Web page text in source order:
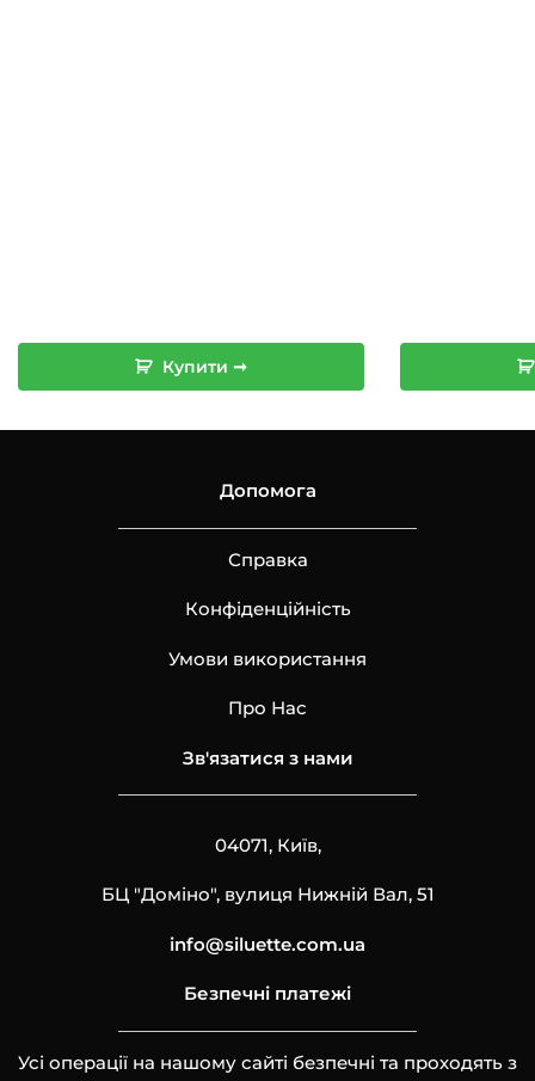
Купити ➞
Допомога
Справка
Конфіденційність
Умови використання
Про Нас
Зв'язатися з нами
04071, Київ,
БЦ "Доміно", вулиця Нижній Вал, 51
info@siluette.com.ua
Безпечні платежі
Усі операції на нашому сайті безпечні та проходять з